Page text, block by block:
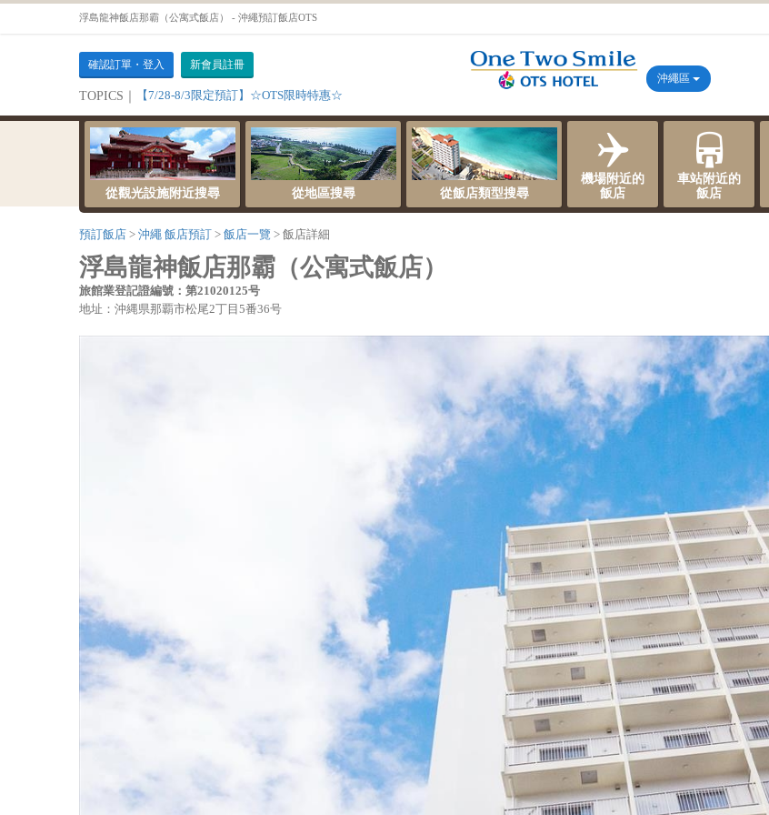
浮島龍神飯店那霸（公寓式飯店） - 沖繩預訂飯店OTS
確認訂單・登入 新會員註冊
TOPICS｜ 【7/28-8/3限定預訂】☆OTS限時特惠☆
沖繩區
從觀光設施附近搜尋 從地區搜尋 從飯店類型搜尋
機場附近的
飯店
車站附近的
飯店
預訂飯店 沖繩 飯店預訂 飯店一覽 飯店詳細
浮島龍神飯店那霸（公寓式飯店）
旅館業登記證編號：第21020125号
地址：沖縄県那覇市松尾2丁目5番36号